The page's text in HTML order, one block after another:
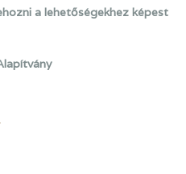
a lehetőségekhez képest